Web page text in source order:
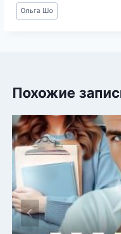
Метки
записи:
Ольга Шо
Похожие